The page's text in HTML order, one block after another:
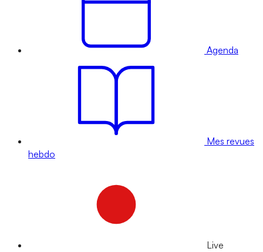
Agenda
Mes revues
hebdo
Live